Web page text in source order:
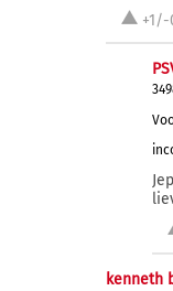
+1/-
kenneth